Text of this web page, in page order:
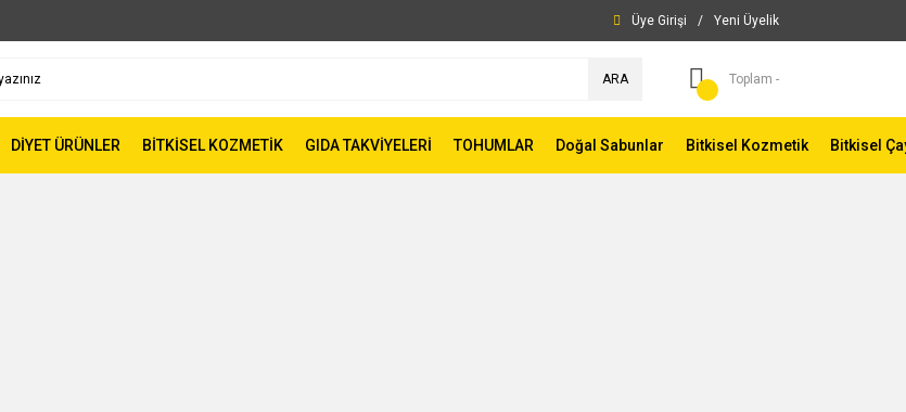
Üye Girişi / Yeni Üyelik
ARA Toplam -
DİYET ÜRÜNLER BİTKİSEL KOZMETİK GIDA TAKVİYELERİ TOHUMLAR Doğal Sabunlar Bitkisel Kozmetik Bitkisel